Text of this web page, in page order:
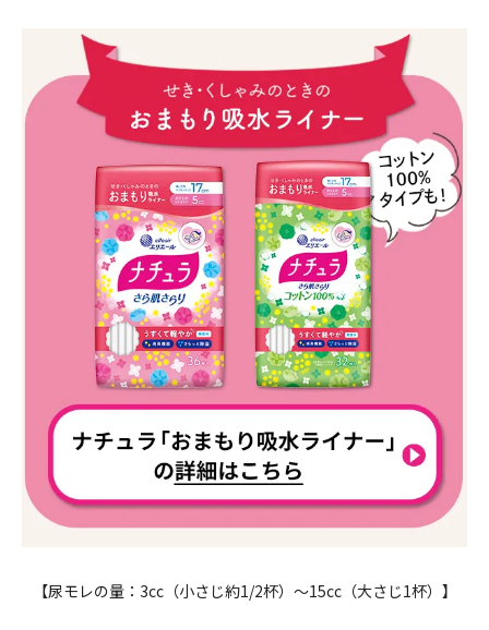
【尿モレの量：3cc（小さじ約1/2杯）～15cc（大さじ1杯）】